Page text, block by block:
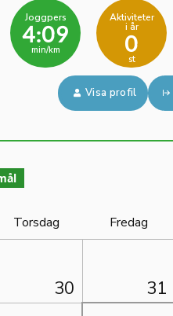
Joggpers
4:09
min/km
Aktiviteter
i år
0
st
Visa profil
Torsdag Fredag
30 31